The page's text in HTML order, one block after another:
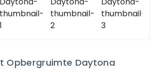
Opbergruimte Daytona